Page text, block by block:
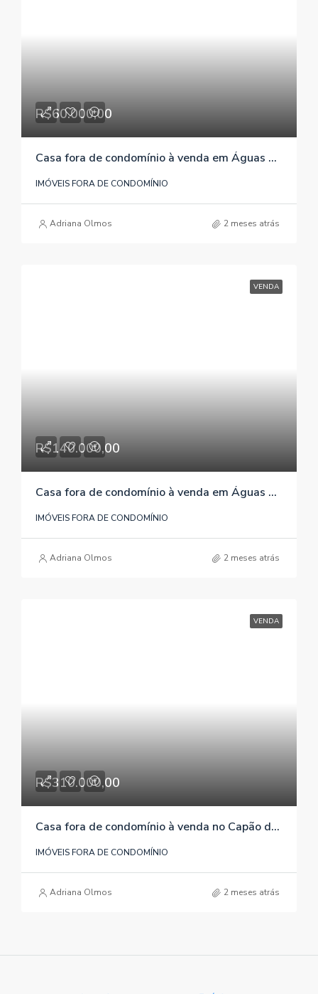
R$60.000,00
Casa fora de condomínio à venda em Águas Claras/Viamão/RS , referência 042
IMÓVEIS FORA DE CONDOMÍNIO
Adriana Olmos 2 meses atrás
VENDA
R$140.000,00
Casa fora de condomínio à venda em Águas Claras/Viamão/RS , referência 078
IMÓVEIS FORA DE CONDOMÍNIO
Adriana Olmos 2 meses atrás
VENDA
R$310.000,00
Casa fora de condomínio à venda no Capão da Porteira / Viamão / RS – Referência 367
IMÓVEIS FORA DE CONDOMÍNIO
Adriana Olmos 2 meses atrás